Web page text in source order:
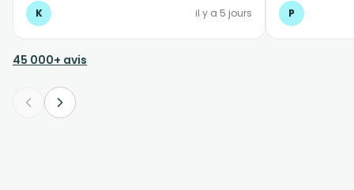
K il y a 5 jours P
45 000+ avis